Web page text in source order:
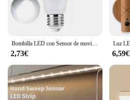
2,73€ 6,59€